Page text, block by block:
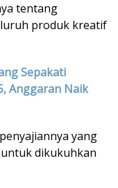
tentang
produk kreatif
Sepakati
Anggaran Naik
yang
dikukuhkan